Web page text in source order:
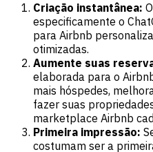
Criação instantânea:
especificamente o
para Airbnb
otimizadas.
Aumente suas
elaborada para o
mais hóspedes,
fazer suas
marketplace Airbnb
Primeira impressão:
costumam ser a